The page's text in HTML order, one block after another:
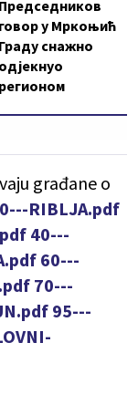
Председников
говор у Мркоњић
Граду снажно
одјекнуо
регионом
građane o
RIBLJA.pdf
40---
60---
70---
95---